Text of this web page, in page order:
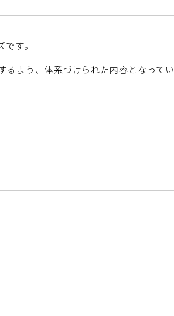
す。
よう、体系づけられた内容となってい